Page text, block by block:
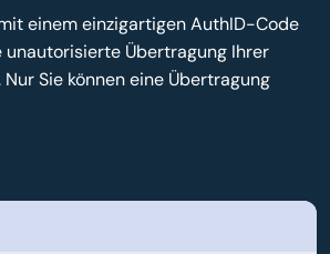
einem einzigartigen AuthID-Code
unautorisierte Übertragung Ihrer
Sie können eine Übertragung